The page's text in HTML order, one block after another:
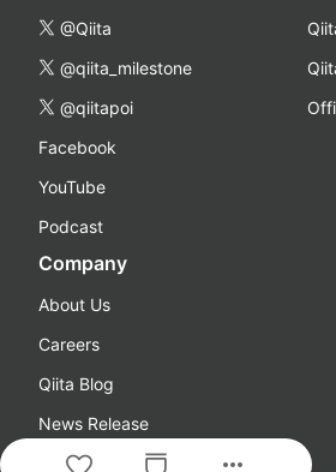
more_horiz
@Qiita
@qiita_milestone
@qiitapoi
Facebook
YouTube
Podcast
Company
About Us
Careers
Qiita Blog
News Release